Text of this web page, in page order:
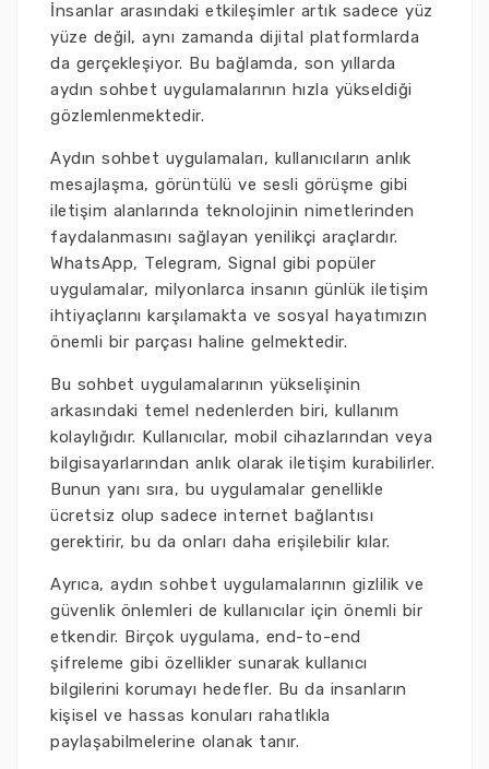
İnsanlar arasındaki etkileşimler artık sadece yüz
yüze değil, aynı zamanda dijital platformlarda
da gerçekleşiyor. Bu bağlamda, son yıllarda
aydın sohbet uygulamalarının hızla yükseldiği
gözlemlenmektedir.
Aydın sohbet uygulamaları, kullanıcıların anlık
mesajlaşma, görüntülü ve sesli görüşme gibi
iletişim alanlarında teknolojinin nimetlerinden
faydalanmasını sağlayan yenilikçi araçlardır.
WhatsApp, Telegram, Signal gibi popüler
uygulamalar, milyonlarca insanın günlük iletişim
ihtiyaçlarını karşılamakta ve sosyal hayatımızın
önemli bir parçası haline gelmektedir.
Bu sohbet uygulamalarının yükselişinin
arkasındaki temel nedenlerden biri, kullanım
kolaylığıdır. Kullanıcılar, mobil cihazlarından veya
bilgisayarlarından anlık olarak iletişim kurabilirler.
Bunun yanı sıra, bu uygulamalar genellikle
ücretsiz olup sadece internet bağlantısı
gerektirir, bu da onları daha erişilebilir kılar.
Ayrıca, aydın sohbet uygulamalarının gizlilik ve
güvenlik önlemleri de kullanıcılar için önemli bir
etkendir. Birçok uygulama, end-to-end
şifreleme gibi özellikler sunarak kullanıcı
bilgilerini korumayı hedefler. Bu da insanların
kişisel ve hassas konuları rahatlıkla
paylaşabilmelerine olanak tanır.